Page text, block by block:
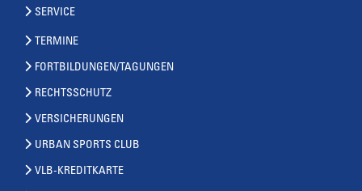
SERVICE
TERMINE
FORTBILDUNGEN/TAGUNGEN
RECHTSSCHUTZ
VERSICHERUNGEN
URBAN SPORTS CLUB
VLB-KREDITKARTE